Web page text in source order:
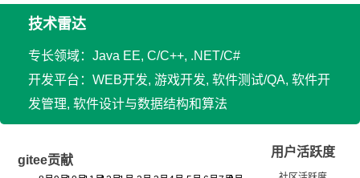
技术雷达
专长领域：Java EE, C/C++, .NET/C#
开发平台：WEB开发, 游戏开发, 软件测试/QA, 软件开
发管理, 软件设计与数据结构和算法
gitee贡献
用户活跃度